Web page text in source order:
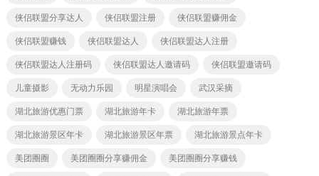
侠侣联盟分享达人 侠侣联盟注册 侠侣联盟赚佣金
侠侣联盟赚钱 侠侣联盟达人 侠侣联盟达人注册
侠侣联盟达人注册码 侠侣联盟达人邀请码 侠侣联盟邀请码
儿童摄影 无动力乐园 明星演唱会 武汉采摘
湖北旅游优惠门票 湖北旅游年卡 湖北旅游年票
湖北旅游景区年卡 湖北旅游景区年票 湖北旅游景点年卡
美团圈圈 美团圈圈分享赚佣金 美团圈圈分享赚钱